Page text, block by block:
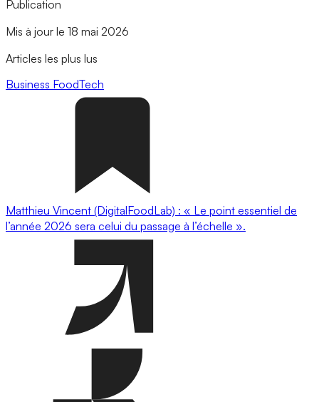
Publication
Mis à jour le 18 mai 2026
Articles les plus lus
Business FoodTech
Matthieu Vincent (DigitalFoodLab) : « Le point essentiel de
l’année 2026 sera celui du passage à l’échelle ».